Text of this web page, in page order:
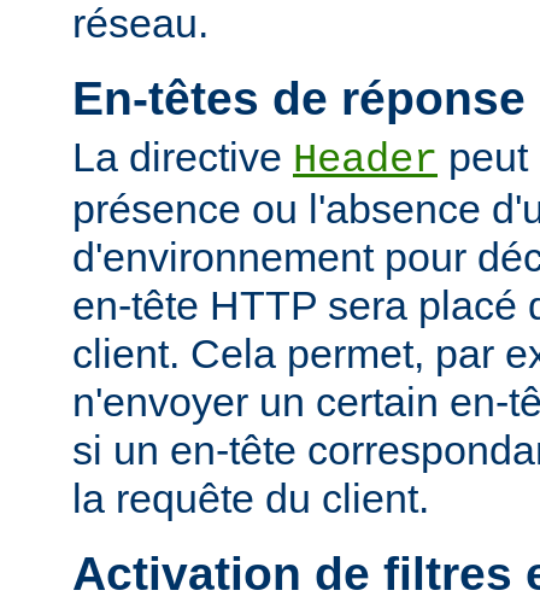
réseau.
En-têtes de
La directive Header peut
présence ou l'absence
d'environnement pour
en-tête HTTP sera placé
client. Cela permet, par
n'envoyer un certain en-
si un en-tête
la requête du client.
Activation de filtres